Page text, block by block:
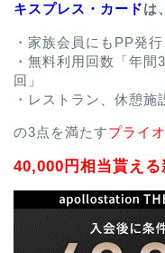
キスプレス・カードは、
・家族会員にもPP発行
・無料利用回数「年
回」
・レストラン、休憩施
の3点を満たすプライ
40,000円相当貰える